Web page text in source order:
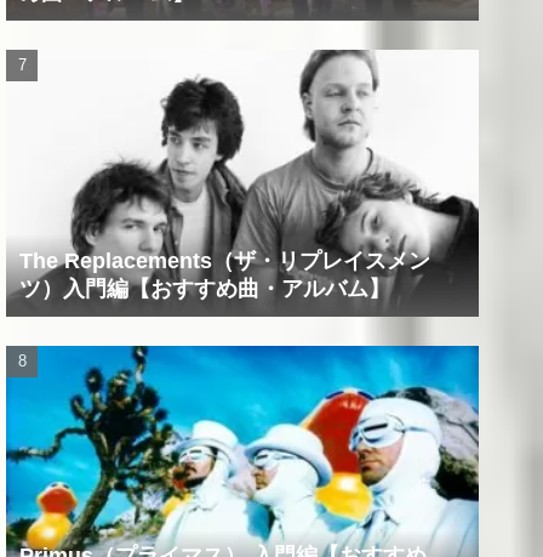
The Replacements（ザ・リプレイスメン
ツ）入門編【おすすめ曲・アルバム】